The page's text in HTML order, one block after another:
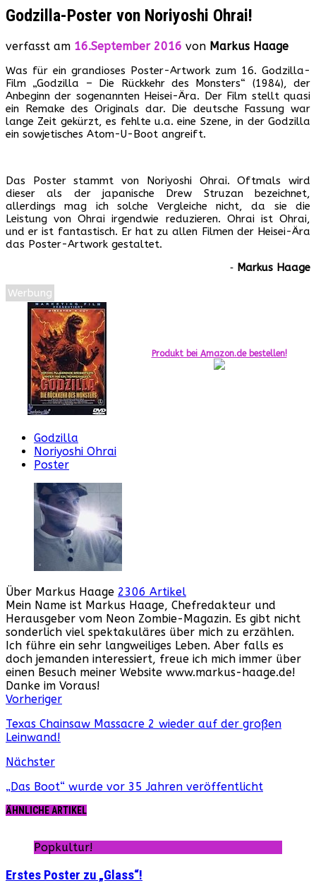
Godzilla-Poster von Noriyoshi Ohrai!
verfasst am 16.September 2016 von Markus Haage
Was für ein grandioses Poster-Artwork zum 16. Godzilla-
Film „Godzilla – Die Rückkehr des Monsters“ (1984), der
Anbeginn der sogenannten Heisei-Ära. Der Film stellt quasi
ein Remake des Originals dar. Die deutsche Fassung war
lange Zeit gekürzt, es fehlte u.a. eine Szene, in der Godzilla
ein sowjetisches Atom-U-Boot angreift.
Das Poster stammt von Noriyoshi Ohrai. Oftmals wird
dieser als der japanische Drew Struzan bezeichnet,
allerdings mag ich solche Vergleiche nicht, da sie die
Leistung von Ohrai irgendwie reduzieren. Ohrai ist Ohrai,
und er ist fantastisch. Er hat zu allen Filmen der Heisei-Ära
das Poster-Artwork gestaltet.
‐ Markus Haage
Werbung
Produkt bei Amazon.de bestellen!
Godzilla
Noriyoshi Ohrai
Poster
Über Markus Haage 2306 Artikel
Mein Name ist Markus Haage, Chefredakteur und
Herausgeber vom Neon Zombie-Magazin. Es gibt nicht
sonderlich viel spektakuläres über mich zu erzählen.
Ich führe ein sehr langweiliges Leben. Aber falls es
doch jemanden interessiert, freue ich mich immer über
einen Besuch meiner Website www.markus-haage.de!
Danke im Voraus!
Webseite
Facebook
Instagram
YouTube
Vorheriger
Texas Chainsaw Massacre 2 wieder auf der großen
Leinwand!
Nächster
„Das Boot“ wurde vor 35 Jahren veröffentlicht
ÄHNLICHE ARTIKEL
Popkultur!
Erstes Poster zu „Glass“!